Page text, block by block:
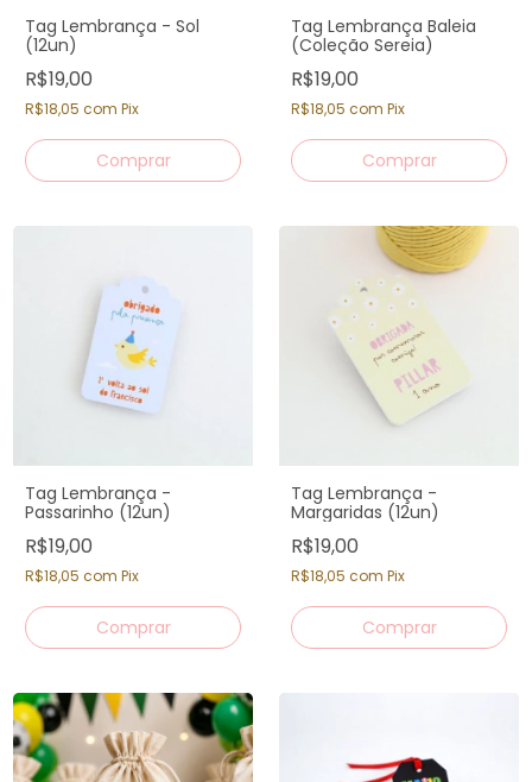
Tag Lembrança - Sol
(12un)
R$19,00
R$18,05 com Pix
Tag Lembrança Baleia
(Coleção Sereia)
R$19,00
R$18,05 com Pix
Tag Lembrança -
Passarinho (12un)
R$19,00
R$18,05 com Pix
Tag Lembrança -
Margaridas (12un)
R$19,00
R$18,05 com Pix